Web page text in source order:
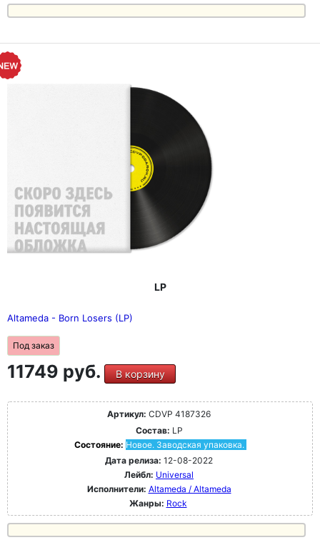
LP
Altameda - Born Losers (LP)
Под заказ
11749 руб. В корзину
Артикул: CDVP 4187326
Состав: LP
Состояние: Новое. Заводская упаковка.
Дата релиза: 12-08-2022
Лейбл: Universal
Исполнители: Altameda / Altameda
Жанры: Rock